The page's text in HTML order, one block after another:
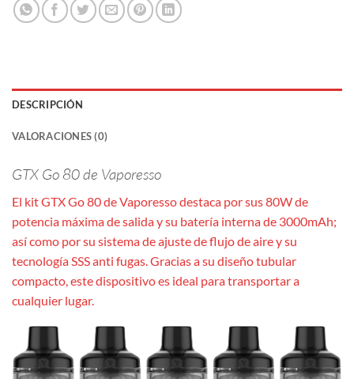
DESCRIPCIÓN
VALORACIONES (0)
GTX Go 80 de Vaporesso
El kit GTX Go 80 de Vaporesso destaca por sus 80W de
potencia máxima de salida y su batería interna de 3000mAh;
así como por su sistema de ajuste de flujo de aire y su
tecnología SSS anti fugas. Gracias a su diseño tubular
compacto, este dispositivo es ideal para transportar a
cualquier lugar.